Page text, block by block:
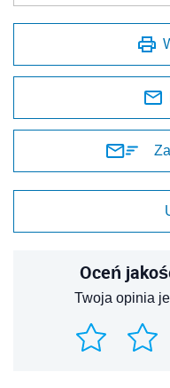
Oceń
Twoja opinia